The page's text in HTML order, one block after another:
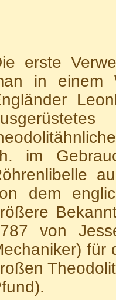
erste
in einem
im
dem
von
für